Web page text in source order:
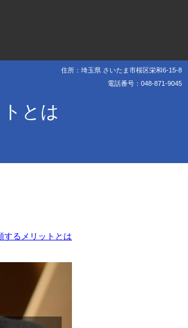
住所：埼玉県 さいたま市桜区栄和6-15-8
電話番号：048-871-9045
とは
するメリットとは